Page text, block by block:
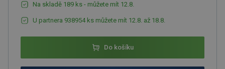
Na skladě 189 ks - můžete mít 12.8.
U partnera 938954 ks můžete mít 12.8. až 18.8.
Do košíku